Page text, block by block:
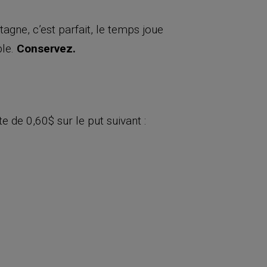
c’est parfait, le temps joue
Conservez.
de 0,60$ sur le put suivant :